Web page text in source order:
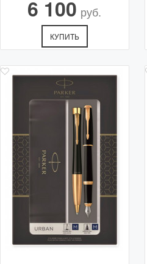
6 100 руб.
КУПИТЬ